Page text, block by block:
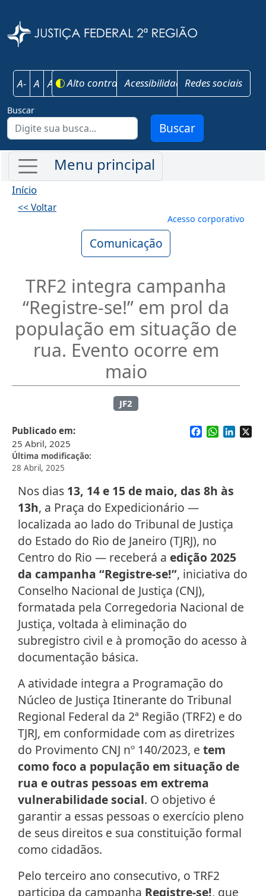
A- A A+ Alto contrasteAcessibilidadeRedes sociais
Buscar
Buscar
Início
<< Voltar
Menu de
Acesso corporativo
Comunicação
TRF2 integra campanha
“Registre-se!” em prol da
população em situação de
rua. Evento ocorre em
maio
JF2
Publicado em
25 Abril, 2025
Última modificação
28 Abril, 2025
Facebook
WhatsApp
Nos dias 13, 14 e 15 de maio, das 8h às
13h, a Praça do Expedicionário —
localizada ao lado do Tribunal de Justiça
do Estado do Rio de Janeiro (TJRJ), no
Centro do Rio — receberá a edição 2025
da campanha “Registre-se!”, iniciativa do
Conselho Nacional de Justiça (CNJ),
formatada pela Corregedoria Nacional de
Justiça, voltada à eliminação do
subregistro civil e à promoção do acesso à
documentação básica.
A atividade integra a Programação do
Núcleo de Justiça Itinerante do Tribunal
Regional Federal da 2ª Região (TRF2) e do
TJRJ, em conformidade com as diretrizes
do Provimento CNJ nº 140/2023, e tem
como foco a população em situação de
rua e outras pessoas em extrema
vulnerabilidade social. O objetivo é
garantir a essas pessoas o exercício pleno
de seus direitos e sua constituição formal
como cidadãos.
Pelo terceiro ano consecutivo, o TRF2
participa da campanha Registre-se!, que